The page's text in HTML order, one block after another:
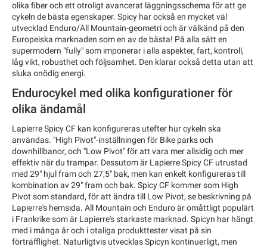
olika fiber och ett otroligt avancerat läggningsschema för att ge
cykeln de bästa egenskaper. Spicy har också en mycket väl
utvecklad Enduro/All Mountain-geometri och är välkänd på den
Europeiska marknaden som en av de bästa! På alla sätt en
supermodern "fully" som imponerar i alla aspekter, fart, kontroll,
låg vikt, robusthet och följsamhet. Den klarar också detta utan att
sluka onödig energi.
Endurocykel med olika konfigurationer för
olika ändamål
Lapierre Spicy CF kan konfigureras utefter hur cykeln ska
användas. "High Pivot"-inställningen för Bike parks och
downhillbanor, och "Low Pivot" för att vara mer allsidig och mer
effektiv när du trampar. Dessutom är Lapierre Spicy CF utrustad
med 29" hjul fram och 27,5" bak, men kan enkelt konfigureras till
kombination av 29" fram och bak. Spicy CF kommer som High
Pivot som standard, för att ändra till Low Pivot, se beskrivning på
Lapierre's hemsida. All Mountain och Enduro är omåttligt populärt
i Frankrike som är Lapierre's starkaste marknad. Spicyn har hängt
med i många år och i otaliga produkttester visat på sin
förträfflighet. Naturligtvis utvecklas Spicyn kontinuerligt, men